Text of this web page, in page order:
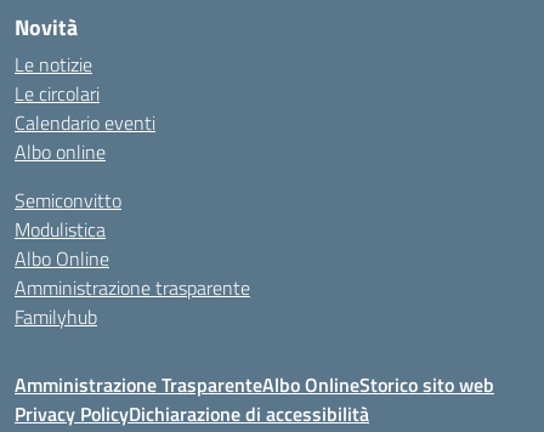
Novità
Le notizie
Le circolari
Calendario eventi
Albo online
Semiconvitto
Modulistica
Albo Online
Amministrazione trasparente
Familyhub
Amministrazione TrasparenteAlbo OnlineStorico sito web
Privacy PolicyDichiarazione di accessibilità